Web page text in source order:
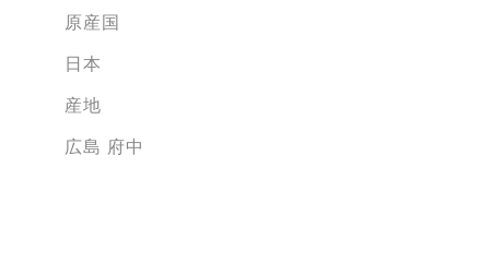
原産国
日本
産地
広島 府中